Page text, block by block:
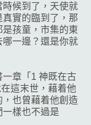
候到了，天使就
實的臨到了，那
孩童，市集的東
一邊？還是你就
章「1 神既在古
這末世，藉着他
也曾藉着他創造
樣也不過是